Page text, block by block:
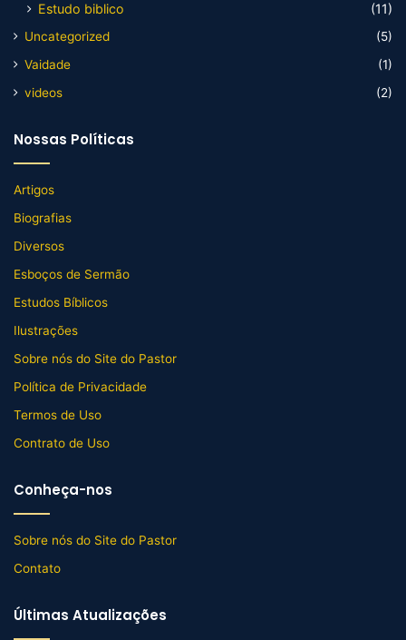
Estudo biblico
(11)
Uncategorized
(5)
Vaidade
(1)
videos
(2)
Nossas Políticas
Artigos
Biografias
Diversos
Esboços de Sermão
Estudos Bíblicos
Ilustrações
Sobre nós do Site do Pastor
Política de Privacidade
Termos de Uso
Contrato de Uso
Conheça-nos
Sobre nós do Site do Pastor
Contato
Últimas Atualizações